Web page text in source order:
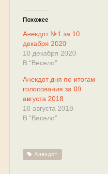
Похожее
Анекдот №1 за 10
декабря 2020
10 декабря 2020
В "Весело"
Анекдот дня по итогам
голосования за 09
августа 2018
10 августа 2018
В "Весело"
Анекдот